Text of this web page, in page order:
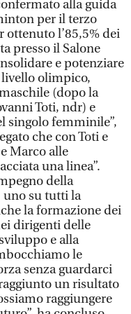
alla guida
per il terzo
ottenuto l’85,5% dei
presso il Salone
e potenziare
livello olimpico,
(dopo la
Toti, ndr) e
singolo femminile”,
che con Toti e
Marco alle
una linea”.
della
uno su tutti la
la formazione dei
dirigenti delle
e alla
le
senza guardarci
un risultato
raggiungere